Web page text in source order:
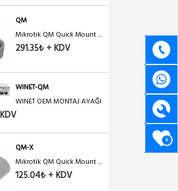
0
QM
Mikrotik QM Quick Mount ...
291.35₺ + KDV
WINET-QM
WINET OEM MONTAJ AYAĞI
QM-X
Mikrotik QM Quick Mount ...
125.04₺ + KDV